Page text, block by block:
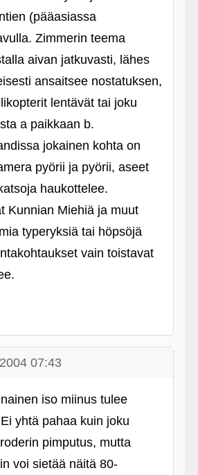
(pääasiassa
Zimmerin teema
aivan jatkuvasti, lähes
ansaitsee nostatuksen,
lentävät tai joku
a paikkaan b.
jokainen kohta on
pyörii ja pyörii, aseet
haukottelee.
Kunnian Miehiä ja muut
typeryksiä tai höpsöjä
vain toistavat
07:43
iso miinus tulee
yhtä pahaa kuin joku
pimputus, mutta
voi sietää näitä 80-